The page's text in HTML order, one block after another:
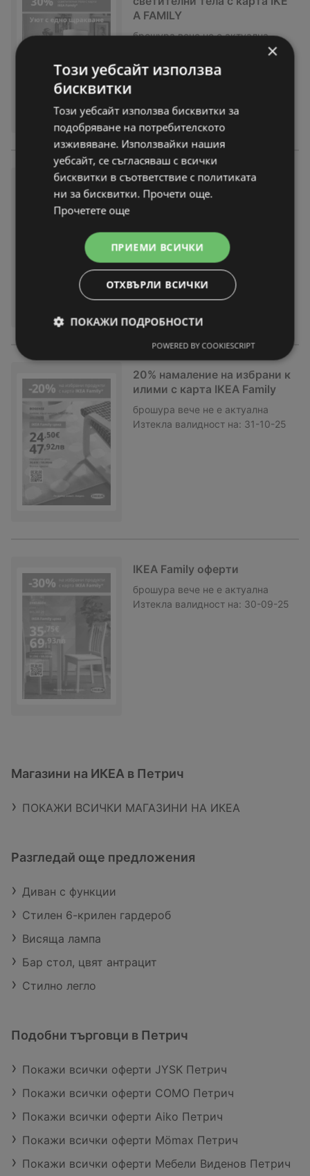
A FAMILY
брошура вече не е актуална
17-11-25
30% отстъпка на избрани св
ещи с IKEA Family
Изтекла валидност на:
20% намаление на избрани к
илими с карта IKEA Family
брошура вече не е актуална
Изтекла валидност на: 31-10-25
IKEA Family оферти
брошура вече не е актуална
Изтекла валидност на: 30-09-25
Магазини на ИКЕА в Петрич
ПОКАЖИ ВСИЧКИ МАГАЗИНИ НА ИКЕА
Разгледай още предложения
Диван с функции
Стилен 6-крилен гардероб
Висяща лампа
Бар стол, цвят антрацит
Стилно легло
Подобни търговци в Петрич
Покажи всички оферти JYSK Петрич
Покажи всички оферти COMO Петрич
Покажи всички оферти Aiko Петрич
Покажи всички оферти Mömax Петрич
Покажи всички оферти Мебели Виденов Петрич
×
Този уебсайт използва
бисквитки
Този уебсайт използва бисквитки за
подобряване на потребителското
изживяване. Използвайки нашия
уебсайт, се съгласяваш с всички
бисквитки в съответствие с политиката
ни за бисквитки. Прочети още.
Прочетете още
ПРИЕМИ ВСИЧКИ
ОТХВЪРЛИ ВСИЧКИ
ПОКАЖИ ПОДРОБНОСТИ
POWERED BY COOKIESCRIPT